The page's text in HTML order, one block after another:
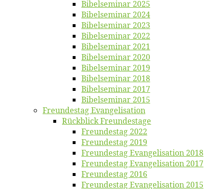
Bi­bel­se­mi­nar 2025
Bi­bel­se­mi­nar 2024
Bi­bel­se­mi­nar 2023
Bi­bel­se­mi­nar 2022
Bi­bel­se­mi­nar 2021
Bi­bel­se­mi­nar 2020
Bi­bel­se­mi­nar 2019
Bi­bel­se­mi­nar 2018
Bibelsemi­nar 2017
Bibelsemi­nar 2015
Freun­des­tag Evangelisation
Rück­blick Freundestage
Freun­des­tag 2022
Freun­des­tag 2019
Freun­des­tag Evan­ge­li­sa­ti­on 2018
Freun­des­tag Evan­ge­li­sa­ti­on 2017
Freun­des­tag 2016
Freun­des­tag Evan­ge­li­sa­ti­on 2015